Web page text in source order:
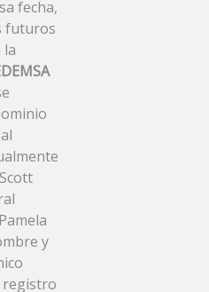
fecha,
futuros
la
y
registro